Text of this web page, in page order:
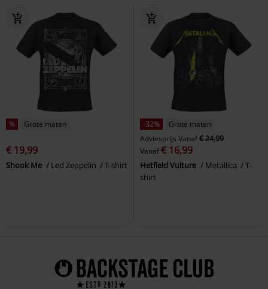
% Grote maten
€ 19,99
Shook Me Led Zeppelin T-shirt
-32%
Grote maten
Adviesprijs Vanaf€ 24,99
Vanaf€ 16,99
Hetfield Vulture Metallica
T-
shirt